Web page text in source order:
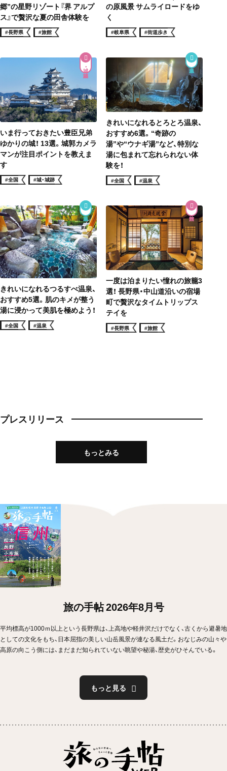
郷”の星野リゾート『界 アルプ
ス』で贅沢な夏の田舎体験を
#長野県 #旅館
の原風景 サムライロードをゆ
く
#岐阜県 #街道歩き
城・城跡
いま行っておきたい豊臣兄弟
ゆかりの城！ 13選。城郭カメラ
マンが注目ポイントを教えま
す
#全国 #城・城跡
きれいになれるとろとろ温泉、
おすすめ6選。“奇跡の
湯”や“ウナギ湯”など、特別な
湯に包まれて忘れられない体
験を！
#全国 #温泉
きれいになれるつるすべ温泉、
おすすめ5選。肌のキメが整う
湯に浸かって美肌を極めよう！
#全国 #温泉
一度は泊まりたい憧れの旅籠3
選！ 長野県・中山道沿いの宿場
町で贅沢なタイムトリップス
テイを
#長野県 #旅館
プレスリリース
もっとみる
旅の手帖 2026年8月号
平均標高が1000ｍ以上という長野県は、上高地や軽井沢だけでなく、古くから避暑地
としての文化をもち、日本屈指の美しい山岳風景が連なる風土だ。おなじみの山々や
高原の向こう側には、まだまだ知られていない眺望や秘湯、歴史がひそんでいる。
もっと見る